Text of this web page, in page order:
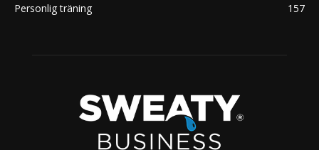
Personlig träning
157